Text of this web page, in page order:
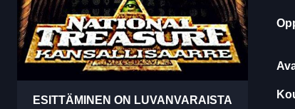
ESITTÄMINEN ON LUVANVARAISTA